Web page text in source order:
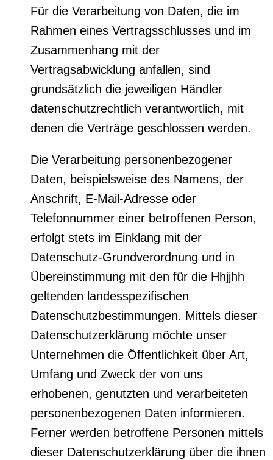
Für die Verarbeitung von Daten, die im
Rahmen eines Vertragsschlusses und im
Zusammenhang mit der
Vertragsabwicklung anfallen, sind
grundsätzlich die jeweiligen Händler
datenschutzrechtlich verantwortlich, mit
denen die Verträge geschlossen werden.
Die Verarbeitung personenbezogener
Daten, beispielsweise des Namens, der
Anschrift, E-Mail-Adresse oder
Telefonnummer einer betroffenen Person,
erfolgt stets im Einklang mit der
Datenschutz-Grundverordnung und in
Übereinstimmung mit den für die Hhjjhh
geltenden landesspezifischen
Datenschutzbestimmungen. Mittels dieser
Datenschutzerklärung möchte unser
Unternehmen die Öffentlichkeit über Art,
Umfang und Zweck der von uns
erhobenen, genutzten und verarbeiteten
personenbezogenen Daten informieren.
Ferner werden betroffene Personen mittels
dieser Datenschutzerklärung über die ihnen